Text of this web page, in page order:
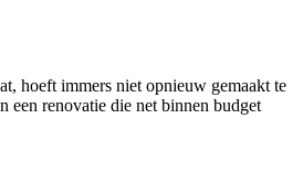
hoeft immers niet opnieuw gemaakt te
een renovatie die net binnen budget